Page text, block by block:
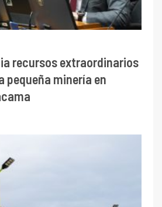
recursos extraordinarios
pequeña minería en